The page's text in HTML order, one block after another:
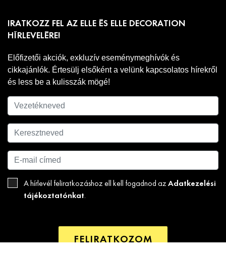
IRATKOZZ FEL AZ ELLE ÉS ELLE DECORATION
HÍRLEVELÉRE!
Előfizetői akciók, exkluzív eseménymeghívók és
cikkajánlók. Értesülj elsőként a velünk kapcsolatos hírekről
és less be a kulisszák mögé!
A hírlevél feliratkozáshoz ell kell fogadnod az Adatkezelési
tájékoztatónkat.
FELIRATKOZOM